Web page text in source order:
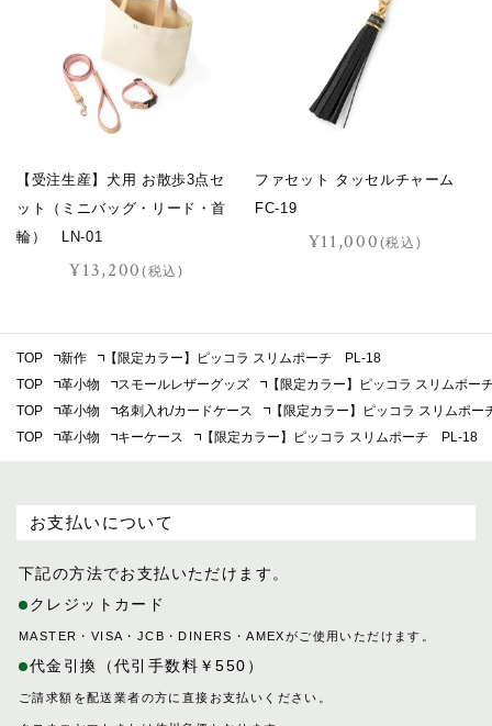
【受注生産】犬用 お散歩3点セ
ット（ミニバッグ・リード・首
輪） LN-01
¥13,200(税込)
ファセット タッセルチャーム
FC-19
¥11,000 (税込)
TOP 新作
【限定カラー】ピッコラ スリムポーチ PL-18
TOP
革小物 スモールレザーグッズ
【限定カラー】ピッコラ スリムポ
TOP
革小物 名刺入れ/カードケース
【限定カラー】ピッコラ スリムポ
TOP
革小物 キーケース 【限定カラー】ピッコラ スリムポーチ PL-18
お支払いについて
下記の方法でお支払いただけます。
クレジットカード
MASTER・VISA・JCB・DINERS・AMEXがご使用いただけます。
代金引換（代引手数料￥550）
ご請求額を配送業者の方に直接お支払いください。